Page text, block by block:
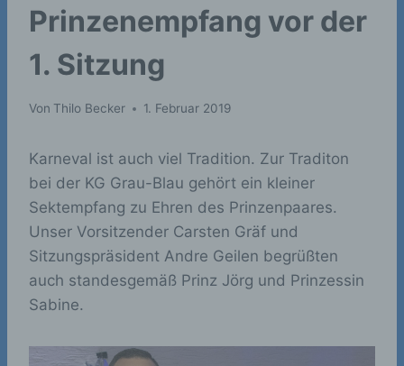
Prinzenempfang vor der
1. Sitzung
Von Thilo Becker 1. Februar 2019
Karneval ist auch viel Tradition. Zur Traditon
bei der KG Grau-Blau gehört ein kleiner
Sektempfang zu Ehren des Prinzenpaares.
Unser Vorsitzender Carsten Gräf und
Sitzungspräsident Andre Geilen begrüßten
auch standesgemäß Prinz Jörg und Prinzessin
Sabine.